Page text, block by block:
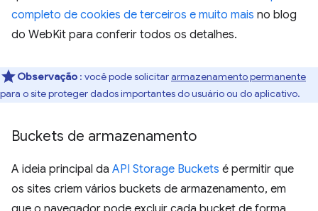
completo de cookies de terceiros e muito mais no blog
do WebKit para conferir todos os detalhes.
Observação : você pode solicitararmazenamento permanente
para o site proteger dados importantes do usuário ou do aplicativo.
Buckets de armazenamento
A ideia principal da API Storage Buckets é permitir que
os sites criem vários buckets de armazenamento, em